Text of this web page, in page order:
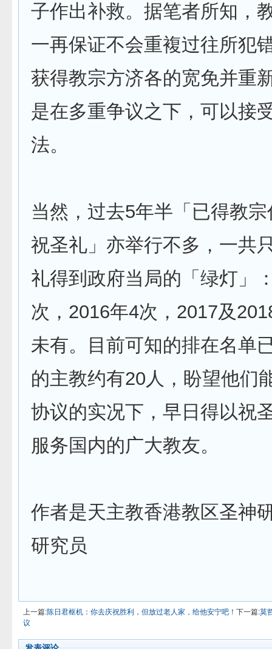
子作出补救。据笔者所知，
一再保证不会重複过往所犯
获得教宗方济各的宽免并重
是在多重争议之下，可以接
法。
当然，过去5年半「已得教
祝圣礼」亦举行不多，一共
礼得到政府当局的「绿灯」
次，2016年4次，2017及
未有。目前可知的排在名单
的主教约有20人，盼望他们
协议的实况下，早日得以祝
服务国内的广大教友。
作者是天主教香港教区圣神
研究员
上一篇:陈日君枢机：你去庆祝胜利，但放过老人家，给他安宁吧！ 下一篇:莫
议